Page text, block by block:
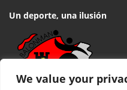
We value your
Un deporte, una ilusión